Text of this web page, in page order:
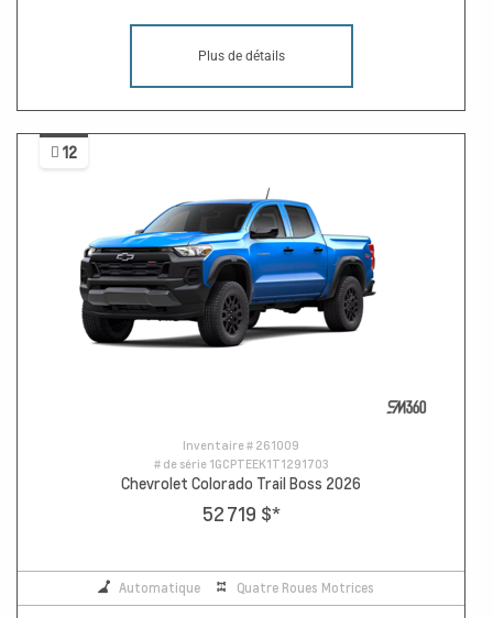
Plus de détails
12
Inventaire # 261009
# de série 1GCPTEEK1T1291703
Chevrolet Colorado Trail Boss 2026
52 719 $*
Automatique Quatre Roues Motrices